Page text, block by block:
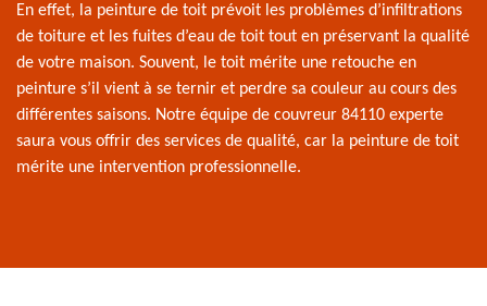
En effet, la peinture de toit prévoit les problèmes d’infiltrations
de toiture et les fuites d’eau de toit tout en préservant la qualité
de votre maison. Souvent, le toit mérite une retouche en
peinture s’il vient à se ternir et perdre sa couleur au cours des
différentes saisons. Notre équipe de couvreur 84110 experte
saura vous offrir des services de qualité, car la peinture de toit
mérite une intervention professionnelle.